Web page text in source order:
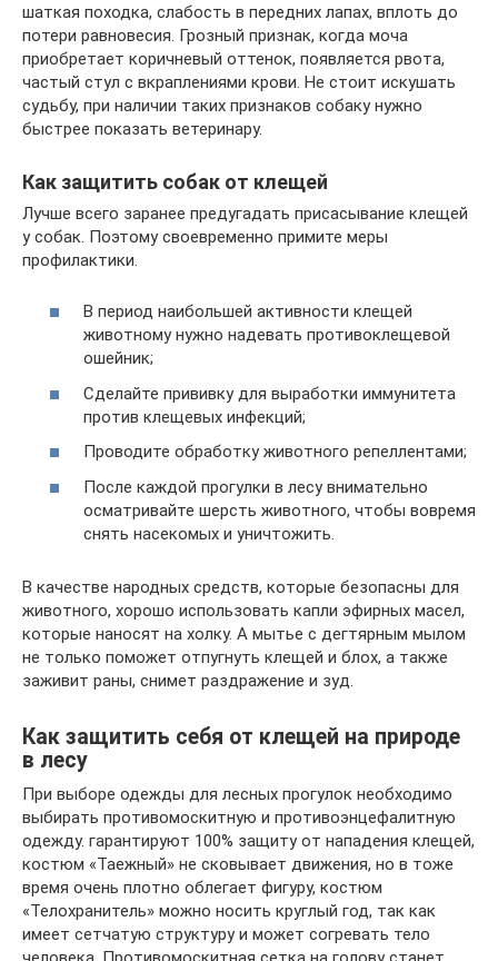
шаткая походка, слабость в передних лапах, вплоть до
потери равновесия. Грозный признак, когда моча
приобретает коричневый оттенок, появляется рвота,
частый стул с вкраплениями крови. Не стоит искушать
судьбу, при наличии таких признаков собаку нужно
быстрее показать ветеринару.
Как защитить собак от клещей
Лучше всего заранее предугадать присасывание клещей
у собак. Поэтому своевременно примите меры
профилактики.
В период наибольшей активности клещей
животному нужно надевать противоклещевой
ошейник;
Сделайте прививку для выработки иммунитета
против клещевых инфекций;
Проводите обработку животного репеллентами;
После каждой прогулки в лесу внимательно
осматривайте шерсть животного, чтобы вовремя
снять насекомых и уничтожить.
В качестве народных средств, которые безопасны для
животного, хорошо использовать капли эфирных масел,
которые наносят на холку. А мытье с дегтярным мылом
не только поможет отпугнуть клещей и блох, а также
заживит раны, снимет раздражение и зуд.
Как защитить себя от клещей на природе
в лесу
При выборе одежды для лесных прогулок необходимо
выбирать противомоскитную и противоэнцефалитную
одежду. гарантируют 100% защиту от нападения клещей,
костюм «Таежный» не сковывает движения, но в тоже
время очень плотно облегает фигуру, костюм
«Телохранитель» можно носить круглый год, так как
имеет сетчатую структуру и может согревать тело